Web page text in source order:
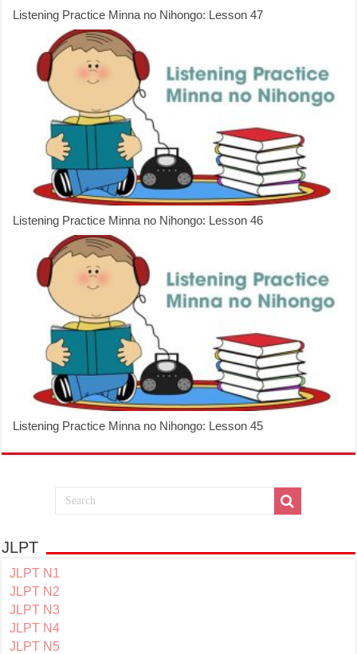
Listening Practice Minna no Nihongo: Lesson 47
Listening Practice Minna no Nihongo: Lesson 46
Listening Practice Minna no Nihongo: Lesson 45
JLPT
JLPT N1
JLPT N2
JLPT N3
JLPT N4
JLPT N5